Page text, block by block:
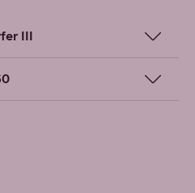
III